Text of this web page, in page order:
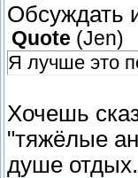
Обсуждать
Quote (Jen)
Я лучше это
Хочешь
"тяжёлые
душе отдых.